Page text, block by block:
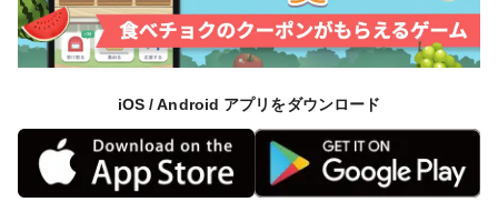
iOS / Android アプリをダウンロード